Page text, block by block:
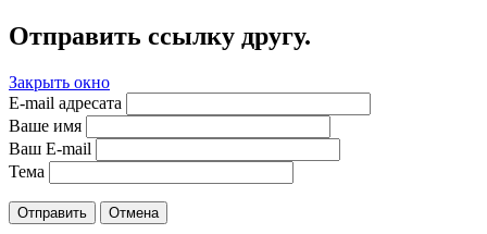
Отправить ссылку другу.
Закрыть окно
E-mail адресата
Ваше имя
Ваш E-mail
Тема
Отправить Отмена